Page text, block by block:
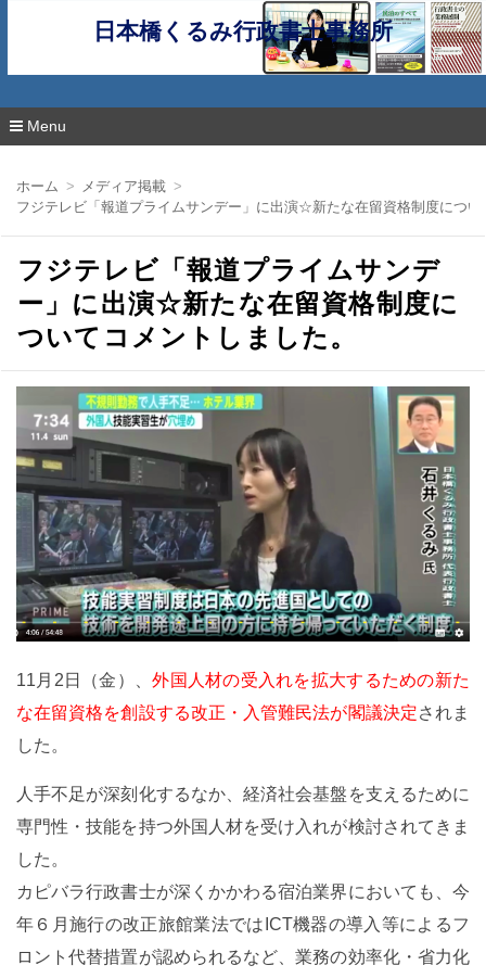
日本橋くるみ行政書士事務所
Menu
ホーム
メディア掲載
フジテレビ「報道プライムサンデー」に出演☆新たな在留資格制度につ
フジテレビ「報道プライムサンデ
ー」に出演☆新たな在留資格制度に
ついてコメントしました。
11月2日（金）、外国人材の受入れを拡大するための新た
な在留資格を創設する改正・入管難民法が閣議決定されま
した。
人手不足が深刻化するなか、経済社会基盤を支えるために
専門性・技能を持つ外国人材を受け入れが検討されてきま
した。
カピバラ行政書士が深くかかわる宿泊業界においても、今
年６月施行の改正旅館業法ではICT機器の導入等によるフ
ロント代替措置が認められるなど、業務の効率化・省力化